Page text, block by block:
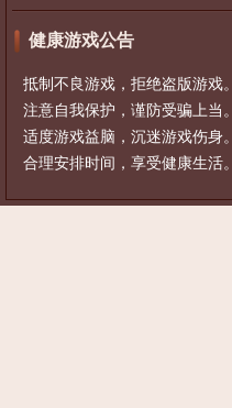
健康游戏公告
抵制不良游戏，拒绝盗版游戏。
注意自我保护，谨防受骗上当。
适度游戏益脑，沉迷游戏伤身。
合理安排时间，享受健康生活。